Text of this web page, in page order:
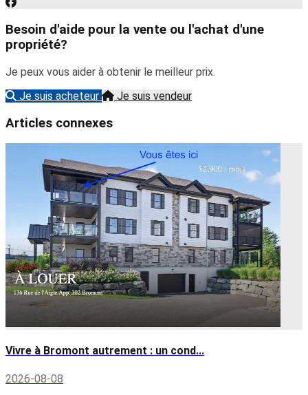
Besoin d'aide pour la vente ou l'achat d'une
propriété?
Je peux vous aider à obtenir le meilleur prix.
Je suis acheteur
Je suis vendeur
Articles connexes
Vivre à Bromont autrement : un cond...
2026-08-08